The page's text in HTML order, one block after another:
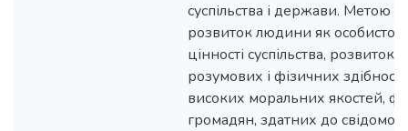
суспільства і держави. Метою
розвиток людини як
цінності суспільства, розвиток
розумових і фізичних
високих моральних якостей,
громадян, здатних до